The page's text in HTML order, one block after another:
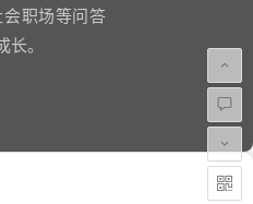
职场等问答
。